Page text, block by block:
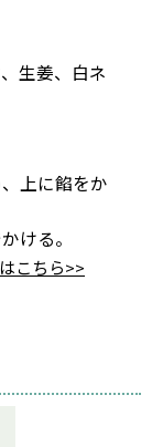
生姜、白ネ
上に餡をか
ける。
こちら>>